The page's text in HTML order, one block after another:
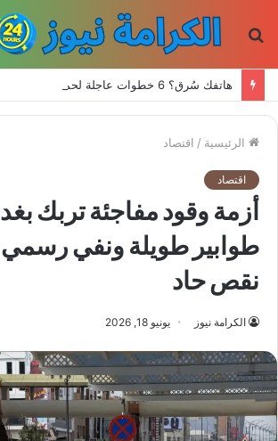
هاتفك سُرق؟ 6 خطوات عاجلة لحماية حساباتك وبياناتك
الرئيسية / اقتصاد
اقتصاد
أزمة وقود مفاجئة تربك
طوابير طويلة ونفي رسمي
نقص حاد
الكرامة نيوز يونيو 18, 2026